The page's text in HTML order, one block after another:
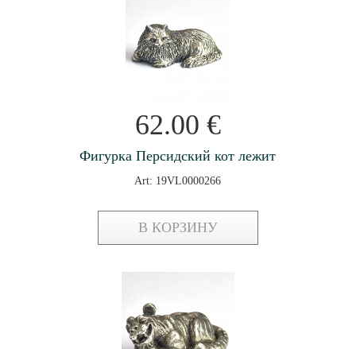
62.00 €
Фигурка Персидский кот лежит
Art: 19VL0000266
В КОРЗИНУ